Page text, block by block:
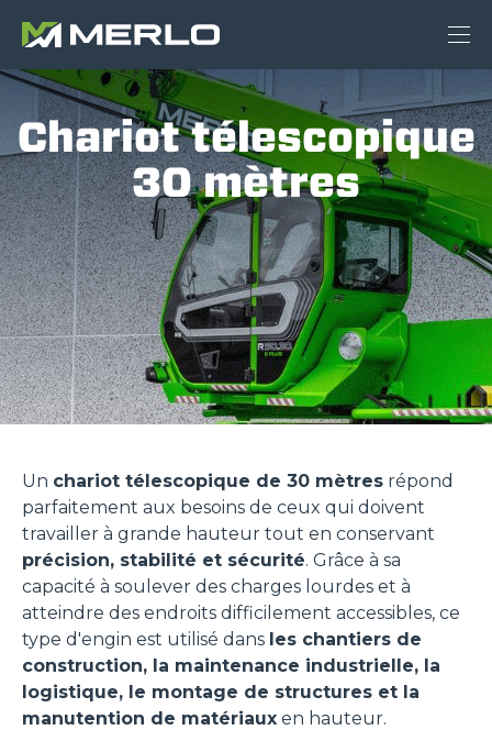
Chariot télescopique
30 mètres
Un chariot télescopique de 30 mètres répond
parfaitement aux besoins de ceux qui doivent
travailler à grande hauteur tout en conservant
précision, stabilité et sécurité. Grâce à sa
capacité à soulever des charges lourdes et à
atteindre des endroits difficilement accessibles, ce
type d'engin est utilisé dans les chantiers de
construction, la maintenance industrielle, la
logistique, le montage de structures et la
manutention de matériaux en hauteur.